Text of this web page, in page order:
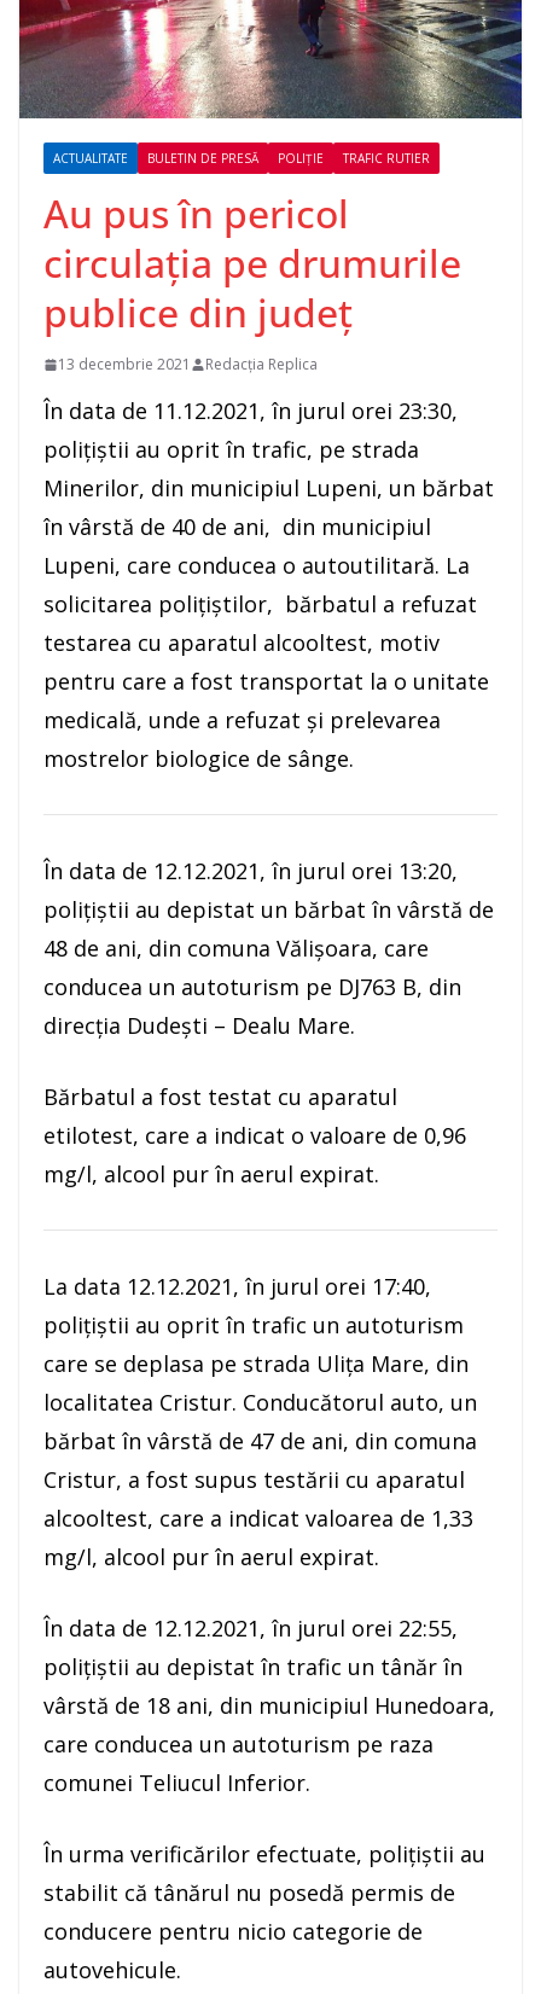
ACTUALITATE BULETIN DE PRESĂ POLIȚIE TRAFIC RUTIER
Au pus în pericol
circulaţia pe drumurile
publice din județ
13 decembrie 2021 Redacția Replica
În data de 11.12.2021, în jurul orei 23:30,
poliţiştii au oprit în trafic, pe strada
Minerilor, din municipiul Lupeni, un bărbat
în vârstă de 40 de ani, din municipiul
Lupeni, care conducea o autoutilitară. La
solicitarea polițiștilor, bărbatul a refuzat
testarea cu aparatul alcooltest, motiv
pentru care a fost transportat la o unitate
medicală, unde a refuzat şi prelevarea
mostrelor biologice de sânge.
În data de 12.12.2021, în jurul orei 13:20,
poliţiştii au depistat un bărbat în vârstă de
48 de ani, din comuna Vălișoara, care
conducea un autoturism pe DJ763 B, din
direcția Dudești – Dealu Mare.
Bărbatul a fost testat cu aparatul
etilotest, care a indicat o valoare de 0,96
mg/l, alcool pur în aerul expirat.
La data 12.12.2021, în jurul orei 17:40,
poliţiştii au oprit în trafic un autoturism
care se deplasa pe strada Ulița Mare, din
localitatea Cristur. Conducătorul auto, un
bărbat în vârstă de 47 de ani, din comuna
Cristur, a fost supus testării cu aparatul
alcooltest, care a indicat valoarea de 1,33
mg/l, alcool pur în aerul expirat.
În data de 12.12.2021, în jurul orei 22:55,
poliţiştii au depistat în trafic un tânăr în
vârstă de 18 ani, din municipiul Hunedoara,
care conducea un autoturism pe raza
comunei Teliucul Inferior.
În urma verificărilor efectuate, poliţiştii au
stabilit că tânărul nu posedă permis de
conducere pentru nicio categorie de
autovehicule.